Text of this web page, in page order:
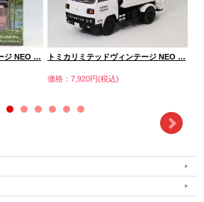
ジ NEO … トミカリミテッドヴィンテージ NEO …
価格：7,920円(税込)